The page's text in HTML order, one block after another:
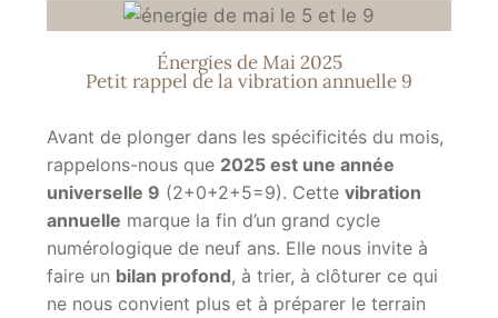
Énergies de Mai 2025
Petit rappel de la vibration annuelle 9
Avant de plonger dans les spécificités du mois,
rappelons-nous que 2025 est une année
universelle 9 (2+0+2+5=9). Cette vibration
annuelle marque la fin d’un grand cycle
numérologique de neuf ans. Elle nous invite à
faire un bilan profond, à trier, à clôturer ce qui
ne nous convient plus et à préparer le terrain